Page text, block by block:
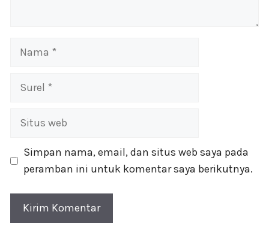
Nama
Surel
Situs
Simpan nama, email, dan situs web saya pada
peramban ini untuk komentar saya berikutnya.